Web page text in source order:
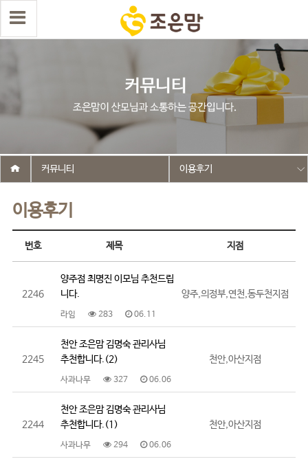
이용후기
커뮤니티 이용후기
번호 제목 지점
2246
양주점 최명진 이모님 추천드립
니다.
라임 283 06.11
양주,의정부,연천,동두천지점
2245
천안 조은맘 김명숙 관리사님
추천합니다.(2)
사과나무 327 06.06
천안,아산지점
2244
천안 조은맘 김명숙 관리사님
추천합니다.(1)
사과나무 294 06.06
천안,아산지점